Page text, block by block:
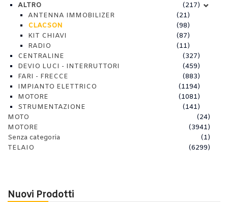
ALTRO
(217)
ANTENNA IMMOBILIZER
(21)
CLACSON
(98)
KIT CHIAVI
(87)
RADIO
(11)
CENTRALINE
(327)
DEVIO LUCI - INTERRUTTORI
(459)
FARI - FRECCE
(883)
IMPIANTO ELETTRICO
(1194)
MOTORE
(1081)
STRUMENTAZIONE
(141)
MOTO
(24)
MOTORE
(3941)
Senza categoria
(1)
TELAIO
(6299)
Nuovi Prodotti